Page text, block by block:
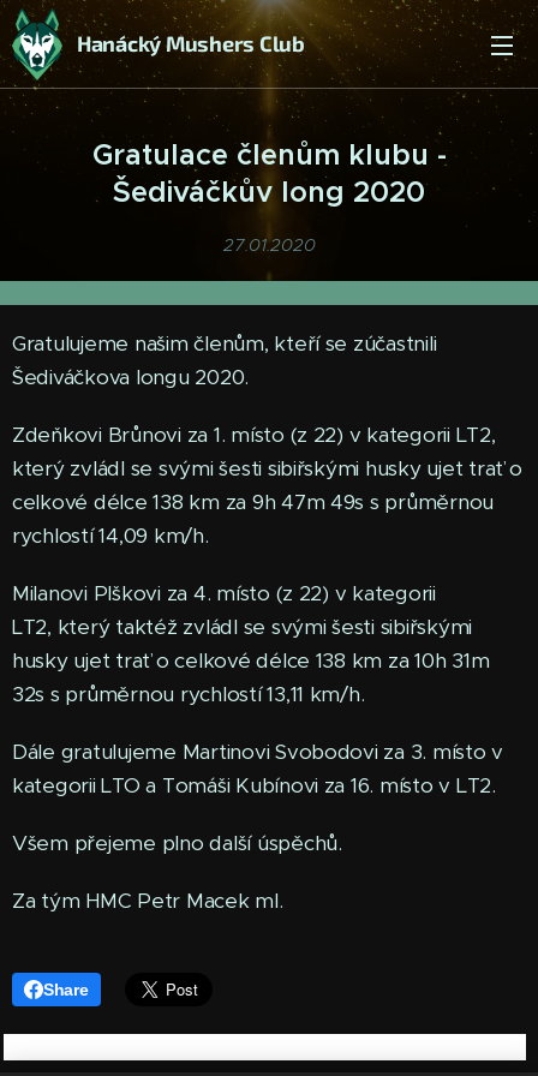
Hanácký Mushers Club
Gratulace členům klubu -
Šediváčkův long 2020
27.01.2020
Gratulujeme našim členům, kteří se zúčastnili
Šediváčkova longu 2020.
Zdeňkovi Brůnovi za 1. místo (z 22) v kategorii LT2,
který zvládl se svými šesti sibiřskými husky ujet trať o
celkové délce 138 km za 9h 47m 49s s průměrnou
rychlostí 14,09 km/h.
Milanovi Plškovi za 4. místo (z 22) v kategorii
LT2, který taktéž zvládl se svými šesti sibiřskými
husky ujet trať o celkové délce 138 km za 10h 31m
32s s průměrnou rychlostí 13,11 km/h.
Dále gratulujeme Martinovi Svobodovi za 3. místo v
kategorii LTO a Tomáši Kubínovi za 16. místo v LT2.
Všem přejeme plno další úspěchů.
Za tým HMC Petr Macek ml.
Share